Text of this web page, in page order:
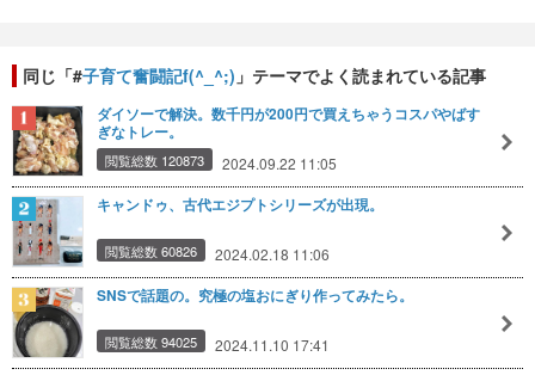
同じ「#子育て奮闘記f(^_^;) 」テーマでよく読まれている記事
ダイソーで解決。数千円が200円で買えちゃうコスパやばす
ぎなトレー。
閲覧総数 120873 2024.09.22 11:05
キャンドゥ、古代エジプトシリーズが出現。
閲覧総数 60826 2024.02.18 11:06
SNSで話題の。究極の塩おにぎり作ってみたら。
閲覧総数 94025 2024.11.10 17:41